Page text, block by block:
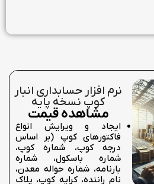
نرم افزار حسابداری انبار
کوپ نسخه پایه
مشاهده قیمت
ایجاد و ویرایش انواع
فاکتورهای کوپ (بر اساس
درجه کوپ، شماره کوپ،
شماره باسکول، شماره
بارنامه، شماره حواله معدن،
نام راننده، کرایه کوپ، پلاک